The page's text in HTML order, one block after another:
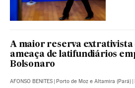
A maior reserva extrativista
ameaça de latifundiários
Bolsonaro
AFONSO BENITES | Porto de Moz e Altamira (Pará) |